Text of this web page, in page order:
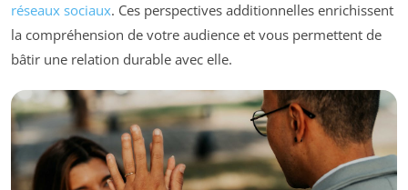
réseaux sociaux. Ces perspectives additionnelles enrichissent
la compréhension de votre audience et vous permettent de
bâtir une relation durable avec elle.